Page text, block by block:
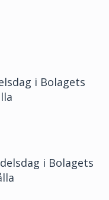
i Bolagets
i Bolagets